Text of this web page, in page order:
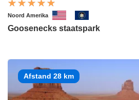
Noord Amerika
Goosenecks staatspark
Afstand 28 km